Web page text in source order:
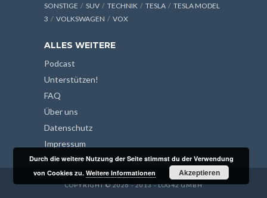
SONSTIGE
SUV TECHNIK TESLA
TESLA MODEL
3
VOLKSWAGEN VOX
ALLES WEITERE
Podcast
Unterstützen!
FAQ
Über uns
Datenschutz
Impressum
COPYRIGHT © 2026 - 2013 - LOG42 GMBH
Durch die weitere Nutzung der Seite stimmst du der Verwendung
von Cookies zu.Weitere Informationen Akzeptieren